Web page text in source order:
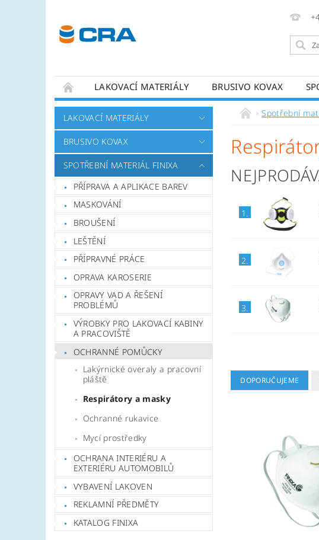
LAKOVACÍ MATERIÁLY BRUSIVO KOVAX
KONTAKTY
LAKOVACÍ MATERIÁLY
BRUSIVO KOVAX
SPOTŘEBNÍ MATERIÁL FINIXA
PŘÍPRAVA A APLIKACE BAREV
MASKOVÁNÍ
BROUŠENÍ
LEŠTĚNÍ
PŘÍPRAVNÉ PRÁCE
OPRAVA KAROSERIE
OPRAVY VAD A ŘEŠENÍ
PROBLÉMŮ
VÝROBKY PRO LAKOVACÍ KABINY
A PRACOVIŠTĚ
OCHRANNÉ POMŮCKY
Lakýrnické overaly a pracovní
pláště
Respirátory a masky
Ochranné rukavice
Mycí prostředky
OCHRANA INTERIÉRU A
EXTERIÉRU AUTOMOBILŮ
VYBAVENÍ LAKOVEN
REKLAMNÍ PŘEDMĚTY
KATALOG FINIXA
Spotřební
1.
2.
3.
DOPORUČUJEME